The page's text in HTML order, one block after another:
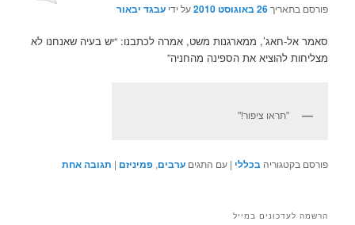
פורסם בתאריך26 באוגוסט 2010 על ידיעבגד יבאור
סאמר אל-חאג’, ממארגנות משט, אמרה לכתבנו: “יש בעיה שאנחנו לא
מצליחות להוציא את הספינה מהחניה”
"תראו ציפור!"
פורסם בקטגוריה בכללי |עם התגים ערבים,פמיניזם | תגובהאחת
הרשמה לעדכונים במייל